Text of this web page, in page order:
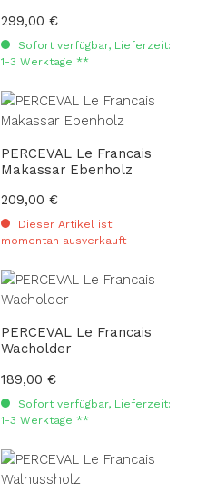
Regulärer Preis:
299,00 €
Sofort verfügbar, Lieferzeit:
1-3 Werktage **
PERCEVAL Le Francais
Makassar Ebenholz
Regulärer Preis:
209,00 €
Dieser Artikel ist
momentan ausverkauft
PERCEVAL Le Francais
Wacholder
Regulärer Preis:
189,00 €
Sofort verfügbar, Lieferzeit:
1-3 Werktage **